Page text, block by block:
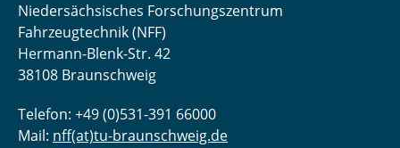
Niedersächsisches Forschungszentrum
Fahrzeugtechnik (NFF)
Hermann-Blenk-Str. 42
38108 Braunschweig
Telefon: +49 (0)531-391 66000
Mail: nff(at)tu-braunschweig.de